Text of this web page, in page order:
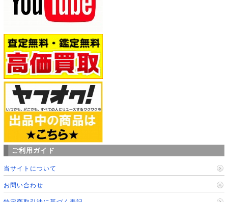
ご利用ガイド
当サイトについて
お問い合わせ